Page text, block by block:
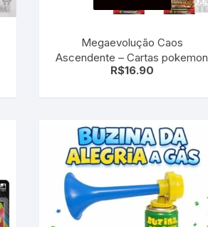
Megaevolução Caos
Ascendente – Cartas pokemon
R$16.90